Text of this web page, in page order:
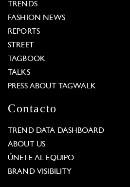
TRENDS
FASHION NEWS
REPORTS
STREET
TAGBOOK
TALKS
PRESS ABOUT TAGWALK
Contacto
TREND DATA DASHBOARD
ABOUT US
ÚNETE AL EQUIPO
BRAND VISIBILITY